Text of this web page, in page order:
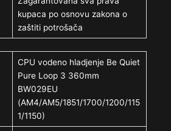
kupaca po osnovu zakona o
zaštiti potrošača
CPU vodeno hladjenje Be Quiet
Pure Loop 3 360mm
BW029EU
(AM4/AM5/1851/1700/1200/115
1/1150)